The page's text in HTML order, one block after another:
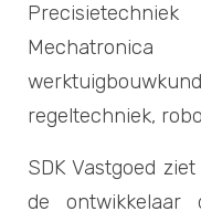
regeltechniek,
SDK Vastgoed
de ontwikkelaar